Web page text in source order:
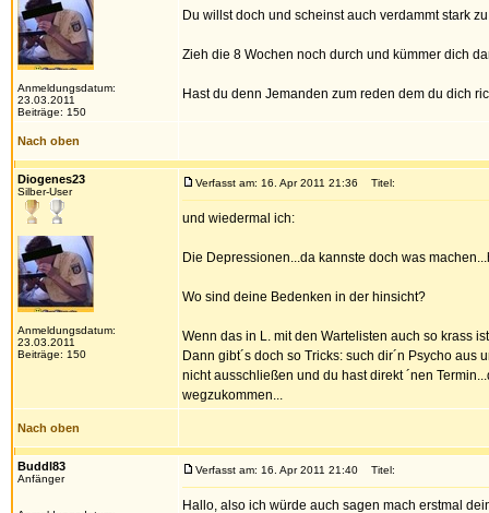
Anmeldungsdatum:
23.03.2011
Beiträge: 150
Du willst doch und scheinst auch verdammt stark
Zieh die 8 Wochen noch durch und kümmer dich
Hast du denn Jemanden zum reden dem du dich
Nach oben
Diogenes23
Silber-User
Anmeldungsdatum:
23.03.2011
Beiträge: 150
Verfasst am: 16. Apr 2011 21:36 Titel:
und wiedermal ich:
Die Depressionen...da kannste doch was
Wo sind deine Bedenken in der hinsicht?
Wenn das in L. mit den Wartelisten auch so krass
Dann gibt´s doch so Tricks: such dir´n Psycho
nicht ausschließen und du hast direkt ´nen
wegzukommen...
Nach oben
Buddl83
Anfänger
Verfasst am: 16. Apr 2011 21:40 Titel:
Hallo, also ich würde auch sagen mach erstmal